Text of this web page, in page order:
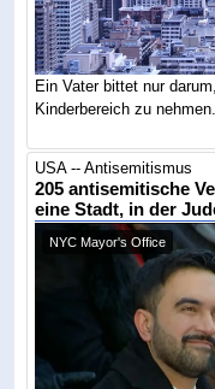
Ein Vater bittet nur
Kinderbereich zu
USA -- Antisemitismus
205 antisemitische
eine Stadt, in der
NYC Mayor's Office